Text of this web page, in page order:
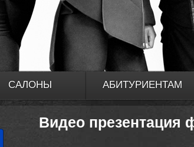
САЛОНЫ АБИТУРИЕНТАМ
Видео